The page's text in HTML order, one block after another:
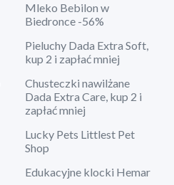
Mleko Bebilon w
Biedronce -56%
Pieluchy Dada Extra Soft,
kup 2 i zapłać mniej
Chusteczki nawilżane
Dada Extra Care, kup 2 i
zapłać mniej
Lucky Pets Littlest Pet
Shop
Edukacyjne klocki Hemar